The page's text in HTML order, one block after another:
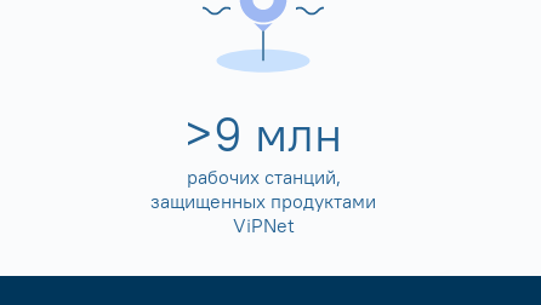
>10 млн
рабочих станций,
защищенных продуктами
ViPNet